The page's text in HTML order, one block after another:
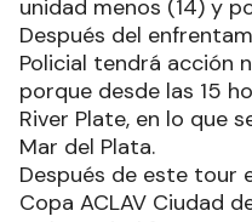
unidad menos (14) y
Después del
Policial tendrá acción
porque desde las 15
River Plate, en lo que
Mar del Plata.
Después de este tour
Copa ACLAV Ciudad